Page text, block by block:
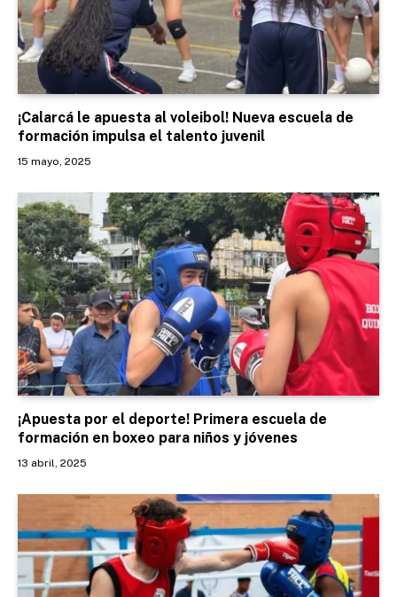
¡Calarcá le apuesta al voleibol! Nueva escuela de
formación impulsa el talento juvenil
15 mayo, 2025
¡Apuesta por el deporte! Primera escuela de
formación en boxeo para niños y jóvenes
13 abril, 2025